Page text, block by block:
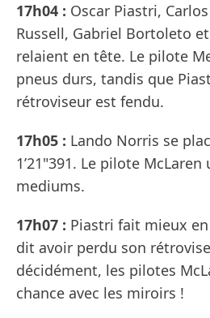
17h04 : Oscar Piastri,
Russell, Gabriel Bortoleto
relaient en tête. Le pilote
pneus durs, tandis que
rétroviseur est fendu.
17h05 : Lando Norris se
1’21"391. Le pilote
mediums.
17h07 : Piastri fait mieux en
dit avoir perdu son
décidément, les pilotes
chance avec les miroirs !